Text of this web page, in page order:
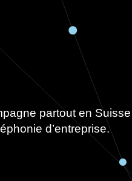
partout en
d’entreprise.